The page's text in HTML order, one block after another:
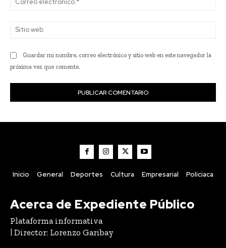
Guardar mi nombre, correo electrónico y sitio web en este navegador la
próxima vez que comente.
Inicio General Deportes Cultura Empresarial Policiaca
Acerca de Expediente Público
Plataforma informativa
| Director: Lorenzo Garibay